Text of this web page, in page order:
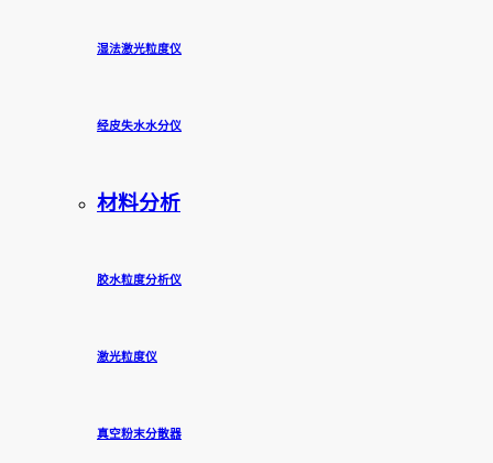
湿法激光粒度仪
经皮失水水分仪
材料分析
胶水粒度分析仪
激光粒度仪
真空粉末分散器